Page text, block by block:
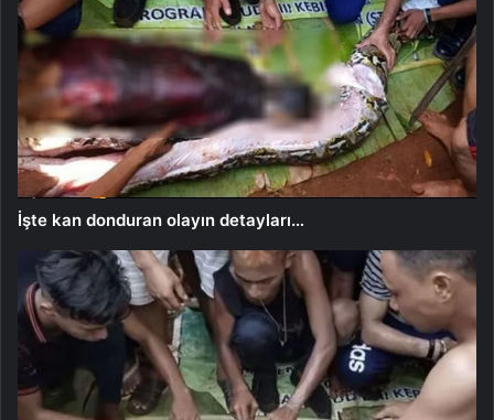
İşte kan donduran olayın detayları…